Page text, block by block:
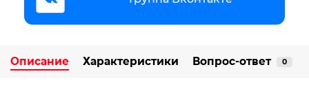
Описание Характеристики Вопрос-ответ 0